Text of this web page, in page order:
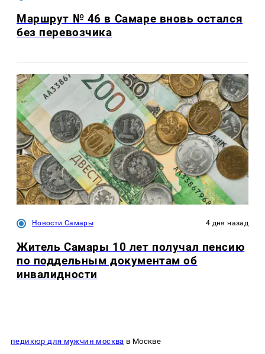
Маршрут № 46 в Самаре вновь остался
без перевозчика
Новости Самары 4 дня назад
Житель Самары 10 лет получал пенсию
по поддельным документам об
инвалидности
педикюр для мужчин москва в Москве